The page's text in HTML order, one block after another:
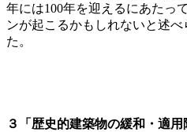
年には100年を迎えるにあたっ
ンが起こるかもしれないと述
た。
３「歴史的建築物の緩和・適用